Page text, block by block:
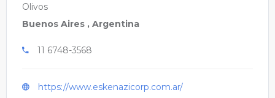
Olivos
Buenos Aires , Argentina
11 6748-3568
https://www.eskenazicorp.com.ar/